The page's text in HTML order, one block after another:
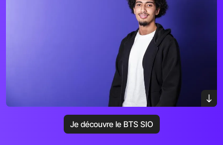
Je découvre le BTS SIO